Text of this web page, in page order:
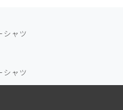
シャツ
シャツ